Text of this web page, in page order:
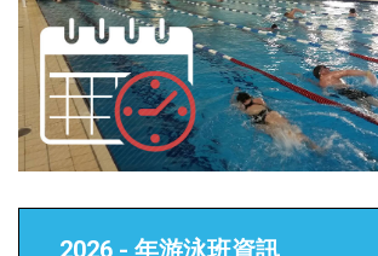
2026 - 年游泳班資訊